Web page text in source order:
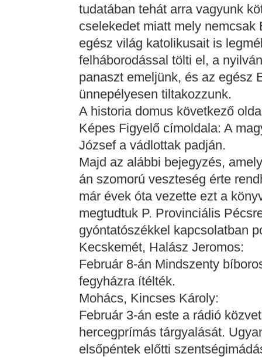
tudatában tehát arra vagyunk
cselekedet miatt mely
egész világ katolikusait is
felháborodással tölti el, a
panaszt emeljünk, és az egész
ünnepélyesen tiltakozzunk.
A historia domus következő
Képes Figyelő címoldala: A
József a vádlottak padján.
Majd az alábbi bejegyzés,
án szomorú veszteség érte
már évek óta vezette ezt a
megtudtuk P. Provinciális
gyóntatószékkel kapcsolatban
Kecskemét, Halász Jeromos:
Február 8-án Mindszenty
fegyházra ítélték.
Mohács, Kincses Károly:
Február 3-án este a rádió
hercegprímás tárgyalását.
elsőpéntek előtti